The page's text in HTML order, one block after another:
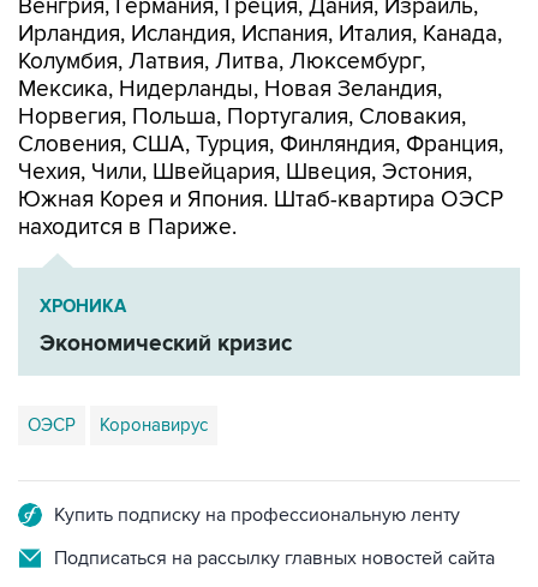
Венгрия, Германия, Греция, Дания, Израиль,
Ирландия, Исландия, Испания, Италия, Канада,
Колумбия, Латвия, Литва, Люксембург,
Мексика, Нидерланды, Новая Зеландия,
Норвегия, Польша, Португалия, Словакия,
Словения, США, Турция, Финляндия, Франция,
Чехия, Чили, Швейцария, Швеция, Эстония,
Южная Корея и Япония. Штаб-квартира ОЭСР
находится в Париже.
ХРОНИКА
Экономический кризис
ОЭСР Коронавирус
Купить подписку на профессиональную ленту
Подписаться на рассылку главных новостей сайта